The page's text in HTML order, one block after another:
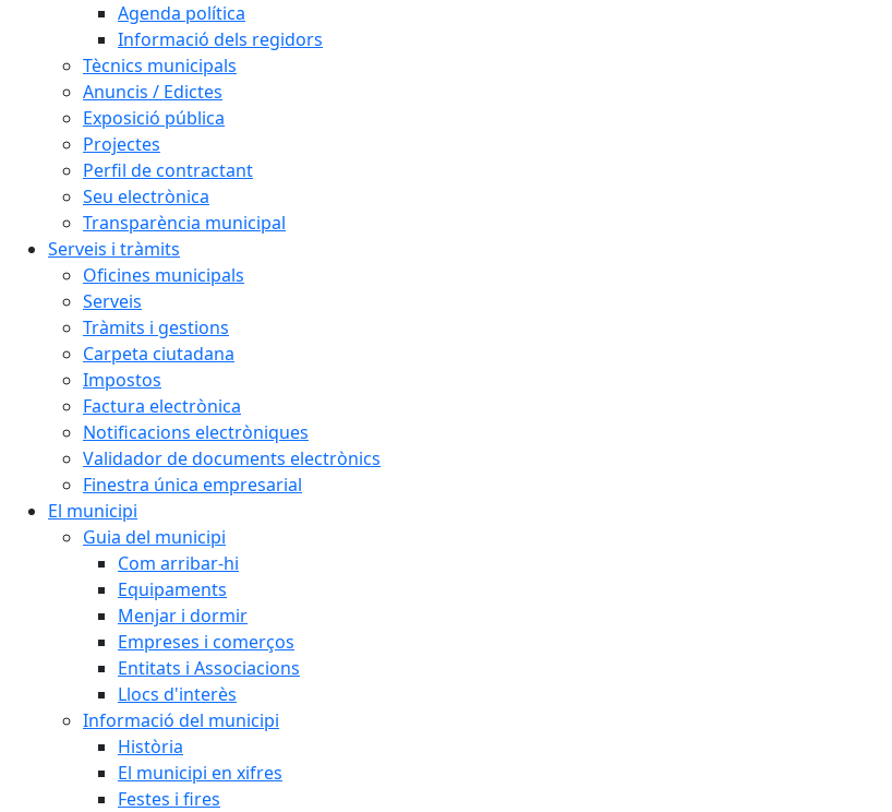
Agenda política
Informació dels regidors
Tècnics municipals
Anuncis / Edictes
Exposició pública
Projectes
Perfil de contractant
Seu electrònica
Transparència municipal
Serveis i tràmits
Oficines municipals
Serveis
Tràmits i gestions
Carpeta ciutadana
Impostos
Factura electrònica
Notificacions electròniques
Validador de documents electrònics
Finestra única empresarial
El municipi
Guia del municipi
Com arribar-hi
Equipaments
Menjar i dormir
Empreses i comerços
Entitats i Associacions
Llocs d'interès
Informació del municipi
Història
El municipi en xifres
Festes i fires